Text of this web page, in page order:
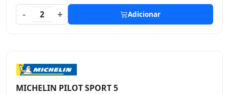
-
2 + Adicionar
MICHELIN PILOT SPORT 5